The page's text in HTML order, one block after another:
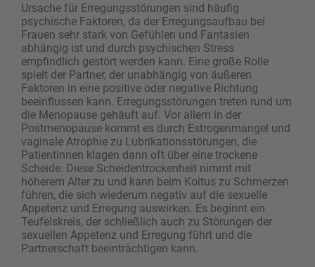
Ursache für Erregungsstörungen sind häufig
psychische Faktoren, da der Erregungsaufbau bei
Frauen sehr stark von Gefühlen und Fantasien
abhängig ist und durch psychischen Stress
empfindlich gestört werden kann. Eine große Rolle
spielt der Partner, der unabhängig von äußeren
Faktoren in eine positive oder negative Richtung
beeinflussen kann. Erregungsstörungen treten rund um
die Menopause gehäuft auf. Vor allem in der
Postmenopause kommt es durch Estrogenmangel und
vaginale Atrophie zu Lubrikationsstörungen, die
Patientinnen klagen dann oft über eine trockene
Scheide. Diese Scheidentrockenheit nimmt mit
höherem Alter zu und kann beim Koitus zu Schmerzen
führen, die sich wiederum negativ auf die sexuelle
Appetenz und Erregung auswirken. Es beginnt ein
Teufelskreis, der schließlich auch zu ­Störungen der
sexuellen Appetenz und Erregung führt und die
Partnerschaft ­beeinträchtigen kann.